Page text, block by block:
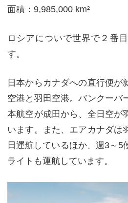
面積：9,985,000 km²
ロシアについで世界で２番
す。
日本からカナダへの直行便が
空港と羽田空港。バンクーバ
本航空が成田から、全日空が
います。また、エアカナダは
日運航しているほか、週3～5
ライトも運航しています。